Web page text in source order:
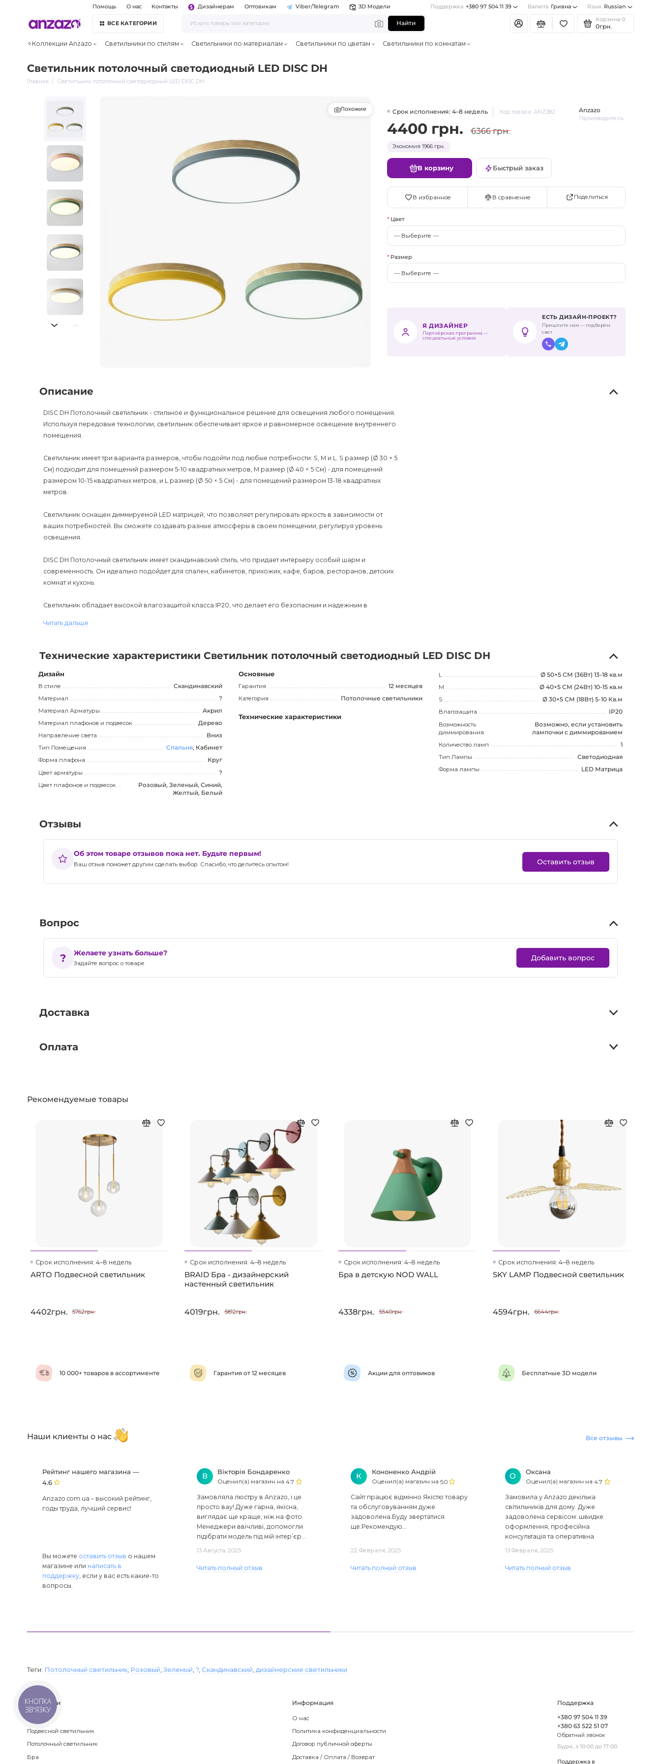
Помощь О нас Контакты Дизайнерам Оптовикам Viber/Telegram 3D Модели Поддержка +380 97 504 11 39 Валюта Гривна Язык Russian
ВСЕ КАТЕГОРИИ Найти
Корзина 0
0грн.
✧Коллекции Anzazo Светильники по стилям Светильники по материалам Светильники по цветам Светильники по комнатам
Светильник потолочный светодиодный LED DISC DH
Главная Светильник потолочный светодиодный LED DISC DH
Похожие Срок исполнения: 4–8 недель Код товара: ANZ382
Anzazo
Производитель
4400 грн. 6366 грн.
Экономия 1966 грн.
В корзину Быстрый заказ
В избранное В сравнение Поделиться
Цвет
Размер
Я ДИЗАЙНЕР
Партнёрская программа —
специальные условия
ЕСТЬ ДИЗАЙН-ПРОЕКТ?
Пришлите нам — подберём
свет
Описание
DISC DH Потолочный светильник - стильное и функциональное решение для освещения любого помещения.
Используя передовые технологии, светильник обеспечивает яркое и равномерное освещение внутреннего
помещения.
Светильник имеет три варианта размеров, чтобы подойти под любые потребности: S, M и L. S размер (Ø 30 × 5
См) подходит для помещений размером 5-10 квадратных метров, M размер (Ø 40 × 5 См) - для помещений
размером 10-15 квадратных метров, и L размер (Ø 50 × 5 См) - для помещений размером 13-18 квадратных
метров.
Светильник оснащен диммируемой LED матрицей, что позволяет регулировать яркость в зависимости от
ваших потребностей. Вы сможете создавать разные атмосферы в своем помещении, регулируя уровень
освещения.
DISC DH Потолочный светильник имеет скандинавский стиль, что придает интерьеру особый шарм и
современность. Он идеально подойдет для спален, кабинетов, прихожих, кафе, баров, ресторанов, детских
комнат и кухонь.
Светильник обладает высокой влагозащитой класса IP20, что делает его безопасным и надежным в
предоставляется гарантия 12 месяцев.
DISC DH Потолочный светильник - это идеальное решение для тех, кто ценит качество и эстетику. Покупая
этот светильник, вы получаете яркое и стильное освещение, которое подойдет для любого интерьера.
Читать дальше
Технические характеристики Светильник потолочный светодиодный LED DISC DH
Дизайн
В стиле
Скандинавский
Материал
?
Материал Арматуры
Акрил
Материал плафонов и подвесок
Дерево
Направление света
Вниз
Тип Помещения
Спальня, Кабинет
Форма плафона
Круг
Цвет арматуры
?
Цвет плафонов и подвесок
Розовый, Зеленый, Синий,
Желтый, Белый
Основные
Гарантия
12 месяцев
Категория
Потолочные светильники
Технические характеристики
L
Ø 50×5 СМ (36Вт) 13-18 кв.м
M
Ø 40×5 СМ (24Вт) 10-15 кв.м
S
Ø 30×5 СМ (18Вт) 5-10 Кв.м
Влагозащита
IP20
Возможность
диммирования
Возможно, если установить
лампочки с диммированием
Количество ламп
1
Тип Лампы
Светодиодная
Форма лампы
LED Матрица
Отзывы
Об этом товаре отзывов пока нет. Будьте первым!
Ваш отзыв поможет другим сделать выбор. Спасибо, что делитесь опытом! Оставить отзыв
Вопрос
Желаете узнать больше?
Задайте вопрос о товаре
Добавить вопрос
Доставка
Оплата
Рекомендуемые товары
Срок исполнения: 4–8 недель
ARTO Подвесной светильник
4402грн. 5762грн.
Срок исполнения: 4–8 недель
BRAID Бра - дизайнерский
настенный светильник
4019грн. 5812грн.
Срок исполнения: 4–8 недель
Бра в детскую NOD WALL
4338грн. 5540грн.
Срок исполнения: 4–8 недель
SKY LAMP Подвесной светильник
4594грн. 6644грн.
10 000+ товаров в ассортименте Гарантия от 12 месяцев Акции для оптовиков Бесплатные 3D модели
Наши клиенты о нас Все отзывы
Рейтинг нашего магазина —
4.6
Anzazo.com.ua – высокий рейтинг,
годы труда, лучший сервис!
Вы можете оставить отзыв о нашем
магазине или написать в
поддержку, если у вас есть какие-то
вопросы.
В
Вікторія Бондаренко
Оценил(а) магазин на4.7
Замовляла люстру в Anzazo, і це
просто вау! Дуже гарна, якісна,
виглядає ще краще, ніж на фото.
Менеджери ввічливі, допомогли
підібрати модель під мій інтер’єр...
13 Августа, 2025
Читать полный отзыв
К
Кононенко Андрій
Оценил(а) магазин на 5.0
Сайт працює відмінно.Якістю товару
та обслуговуванням дуже
задоволена.Буду звертатися
ще.Рекомендую...
22 Февраля, 2025
Читать полный отзыв
О
Оксана
Оценил(а) магазин на4.7
Замовила у Anzazo декілька
світильників для дому. Дуже
задоволена сервісом: швидке
оформлення, професійна
консультація та оперативна
доставка. Один з плафонів, на жаль,
13 Февраля, 2025
Читать полный отзыв
Теги: Потолочный светильник Розовый ,Зеленый ,? Скандинавский дизайнерские светильники
Категории
Подвесной светильник
Потолочный светильник
Бра
Информация
О нас
Политика конфиденциальности
Договор публичной оферты
Доставка / Оплата / Возврат
Поддержка
+380 97 504 11 39
+380 63 522 51 07
Обратный звонок
Будні, з 10:00 до 17:00
Поддержка в
КНОПКА
ЗВ'ЯЗКУ